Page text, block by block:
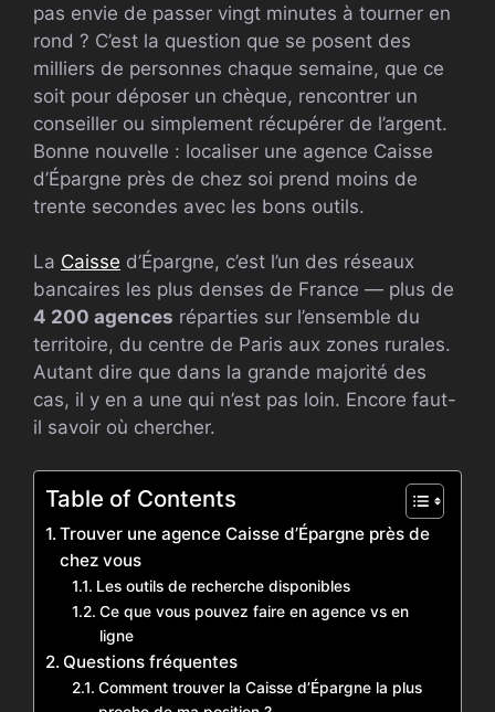
pas envie de passer vingt minutes à tourner en
rond ? C’est la question que se posent des
milliers de personnes chaque semaine, que ce
soit pour déposer un chèque, rencontrer un
conseiller ou simplement récupérer de l’argent.
Bonne nouvelle : localiser une agence Caisse
d’Épargne près de chez soi prend moins de
trente secondes avec les bons outils.
La Caisse d’Épargne, c’est l’un des réseaux
bancaires les plus denses de France — plus de
4 200 agences réparties sur l’ensemble du
territoire, du centre de Paris aux zones rurales.
Autant dire que dans la grande majorité des
cas, il y en a une qui n’est pas loin. Encore faut-
il savoir où chercher.
Table of Contents
Trouver une agence Caisse d’Épargne près de
chez vous
Les outils de recherche disponibles
Ce que vous pouvez faire en agence vs en
ligne
Questions fréquentes
Comment trouver la Caisse d’Épargne la plus